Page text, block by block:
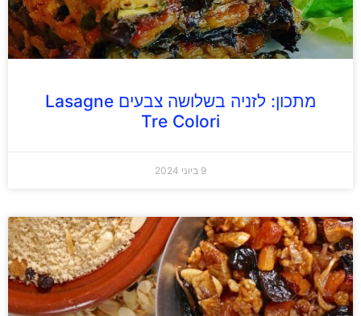
מתכון: לזניה בשלושה צבעים Lasagne
Tre Colori
9 ביוני 2024